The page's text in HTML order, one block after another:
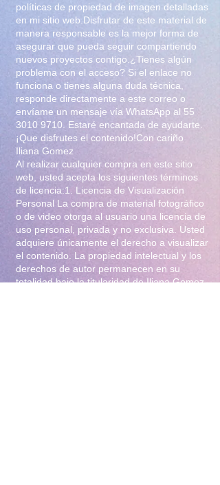
políticas de propiedad de imagen detalladas
en mi sitio web.Disfrutar de este material de
manera responsable es la mejor forma de
asegurar que pueda seguir compartiendo
nuevos proyectos contigo.¿Tienes algún
problema con el acceso? Si el enlace no
funciona o tienes alguna duda técnica,
responde directamente a este correo o
envíame un mensaje vía WhatsApp al 55
3010 9710 . Estaré encantada de ayudarte.
¡Que disfrutes el contenido!Con cariño
Iliana Gomez
Al realizar cualquier compra en este sitio
web, usted acepta los siguientes términos
de licencia:1. Licencia de Visualización
Personal La compra de material fotográfico
o de video otorga al usuario una licencia de
uso personal, privada y no exclusiva. Usted
adquiere únicamente el derecho a visualizar
el contenido. La propiedad intelectual y los
derechos de autor permanecen en su
totalidad bajo la titularidad de Iliana Gomez